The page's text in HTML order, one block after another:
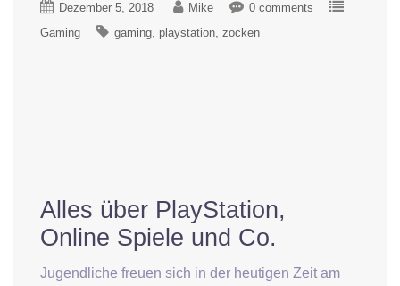
Dezember 5, 2018 Mike
0 comments
Gaming
gaming playstation zocken
Alles über PlayStation,
Online Spiele und Co.
Jugendliche freuen sich in der heutigen Zeit am